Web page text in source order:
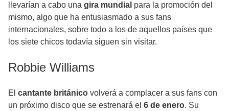
llevarían a cabo una gira mundial para la promoción del
mismo, algo que ha entusiasmado a sus fans
internacionales, sobre todo a los de aquellos países que
los siete chicos todavía siguen sin visitar.
Robbie Williams
El cantante británico volverá a complacer a sus fans con
un próximo disco que se estrenará el 6 de enero. Su